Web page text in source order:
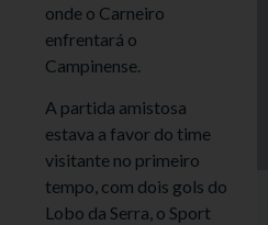
onde o Carneiro
enfrentará o
Campinense.
A partida amistosa
estava a favor do time
visitante no primeiro
tempo, com dois gols do
Lobo da Serra, o Sport